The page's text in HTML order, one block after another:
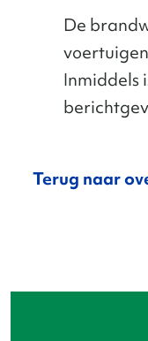
De
Inmiddels
Terug naar